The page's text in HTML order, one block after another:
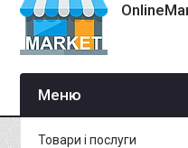
Товари і послуги